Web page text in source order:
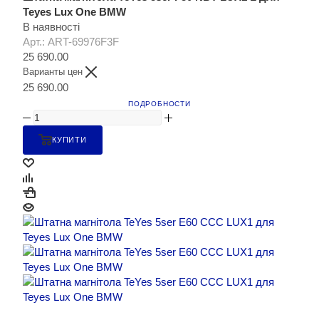
Teyes Lux One BMW
В наявності
Арт.: ART-69976F3F
25 690.00
Варианты цен
25 690.00
ПОДРОБНОСТИ
КУПИТИ